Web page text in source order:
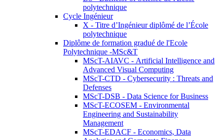
polytechnique
Cycle Ingénieur
X - Titre d’Ingénieur diplômé de l’École
polytechnique
Diplôme de formation gradué de l'Ecole
Polytechnique -MSc&T
MScT-AIAVC - Artificial Intelligence and
Advanced Visual Computing
MScT-CTD - Cybersecurity : Threats and
Defenses
MScT-DSB - Data Science for Business
MScT-ECOSEM - Environmental
Engineering and Sustainability
Management
MScT-EDACF - Economics, Data